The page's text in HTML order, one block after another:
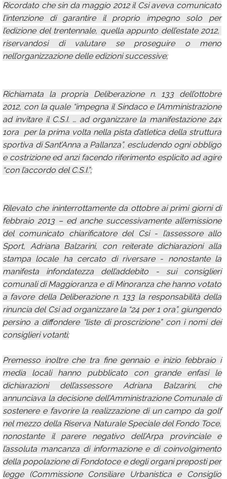
Ricordato che sin da maggio 2012 il Csi aveva comunicato
l’intenzione di garantire il proprio impegno solo per
l’edizione del trentennale, quella appunto dell’estate 2012,
riservandosi di valutare se proseguire o meno
nell’organizzazione delle edizioni successive;
Richiamata la propria Deliberazione n. 133 dell’ottobre
2012, con la quale “impegna il Sindaco e l’Amministrazione
ad invitare il C.S.I. … ad organizzare la manifestazione 24x
1ora per la prima volta nella pista d’atletica della struttura
sportiva di Sant’Anna a Pallanza”, escludendo ogni obbligo
e costrizione ed anzi facendo riferimento esplicito ad agire
“con l’accordo del C.S.I.”;
Rilevato che ininterrottamente da ottobre ai primi giorni di
febbraio 2013 – ed anche successivamente all’emissione
del comunicato chiarificatore del Csi - l’assessore allo
Sport, Adriana Balzarini, con reiterate dichiarazioni alla
stampa locale ha cercato di riversare - nonostante la
manifesta infondatezza dell’addebito - sui consiglieri
comunali di Maggioranza e di Minoranza che hanno votato
a favore della Deliberazione n. 133 la responsabilità della
rinuncia del Csi ad organizzare la “24 per 1 ora”, giungendo
persino a diffondere “liste di proscrizione” con i nomi dei
consiglieri votanti;
Premesso inoltre che tra fine gennaio e inizio febbraio i
media locali hanno pubblicato con grande enfasi le
dichiarazioni dell’assessore Adriana Balzarini, che
annunciava la decisione dell’Amministrazione Comunale di
sostenere e favorire la realizzazione di un campo da golf
nel mezzo della Riserva Naturale Speciale del Fondo Toce,
nonostante il parere negativo dell’Arpa provinciale e
l’assoluta mancanza di informazione e di coinvolgimento
della popolazione di Fondotoce e degli organi preposti per
legge (Commissione Consiliare Urbanistica e Consiglio